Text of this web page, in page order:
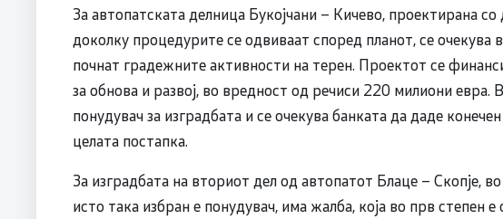
За автопатската делница Букојчани – Кичево, проектирана
доколку процедурите се одвиваат според планот, се
почнат градежните активности на терен. Проектот се
за обнова и развој, во вредност од речиси 220 милиони евра.
понудувач за изградбата и се очекува банката да даде
целата постапка.
За изградбата на вториот дел од автопатот Блаце – Скопје,
исто така избран е понудувач, има жалба, која во прв степен